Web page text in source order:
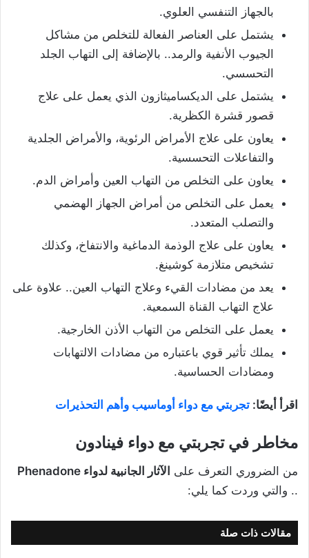
بالجهاز التنفسي العلوي.
يشتمل على العناصر الفعالة للتخلص من مشاكل
الجيوب الأنفية والرمد.. بالإضافة إلى التهاب الجلد
التحسسي.
يشتمل على الديكساميثازون الذي يعمل على علاج
قصور قشرة الكظرية.
يعاون على علاج الأمراض الرئوية، والأمراض الجلدية
والتفاعلات التحسسية.
يعاون على التخلص من التهاب العين وأمراض الدم.
يعمل على التخلص من أمراض الجهاز الهضمي
والتصلب المتعدد.
يعاون على علاج الوذمة الدماغية والانتفاخ، وكذلك
تشخيص متلازمة كوشينغ.
يعد من مضادات القيء وعلاج التهاب العين.. علاوة على
علاج التهاب القناة السمعية.
يعمل على التخلص من التهاب الأذن الخارجية.
يملك تأثير قوي باعتباره من مضادات الالتهابات
ومضادات الحساسية.
اقرأ أيضًا: تجربتي مع دواء أوماسيب وأهم التحذيرات
مخاطر في تجربتي مع دواء فينادون
من الضروري التعرف على الآثار الجانبية لدواء Phenadone
.. والتي وردت كما يلي:
مقالات ذات صلة